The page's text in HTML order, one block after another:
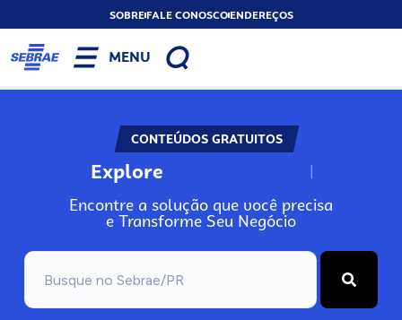
SOBREFALE CONOSCOENDEREÇOS
MENU
CONTEÚDOS GRATUITOS
Explore N
Encontre a solução que você precisa
e Transforme Seu Negócio